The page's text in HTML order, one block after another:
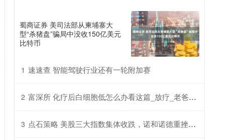
蜀商证券 美司法部从柬埔寨大
型“杀猪盘”骗局中没收150亿美元
比特币
1 速速查 智能驾驶行业还有一轮附加赛
2 富深所 化疗后白细胞低怎么办看这篇_放疗_老爸_鲫鱼豆腐汤
3 点石策略 美股三大指数集体收跌，诺和诺德重挫超21%，国际油价涨超3%